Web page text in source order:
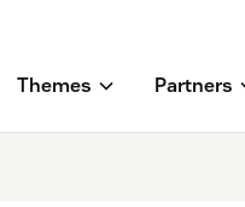
Themes Partners